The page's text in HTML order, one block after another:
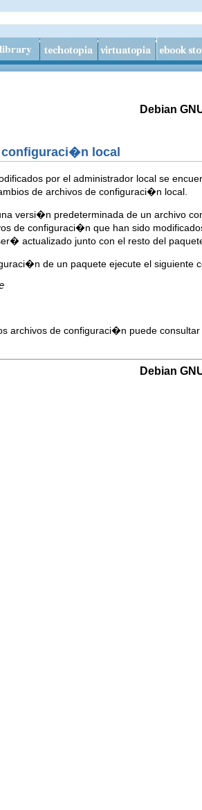
Debian
configuraci�n local
por el administrador local se
de archivos de configuraci�n local.
versi�n predeterminada de un archivo
de configuraci�n que han sido
actualizado junto con el resto del
de un paquete ejecute el siguiente
archivos de configuraci�n puede
Debian